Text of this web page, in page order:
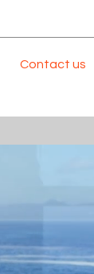
Contact us